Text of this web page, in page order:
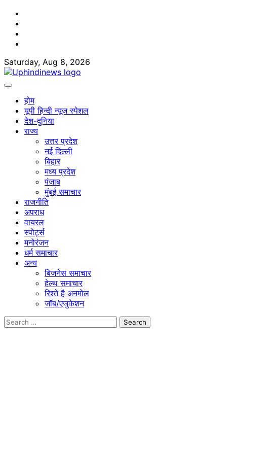
Skip
content
Saturday, Aug 8, 2026
होम
यूपी हिन्दी न्यूज स्पेशल
देश-दुनिया
राज्य
उत्तर प्रदेश
नई दिल्ली
बिहार
मध्य प्रदेश
पंजाब
मुंबई समाचार
राजनीति
अपराध
वायरल
स्पोर्ट्स
मनोरंजन
धर्म समाचार
अन्य
बिजनेस समाचार
हेल्थ समाचार
रिश्ते है अनमोल
जॉब/एजुकेशन
Search